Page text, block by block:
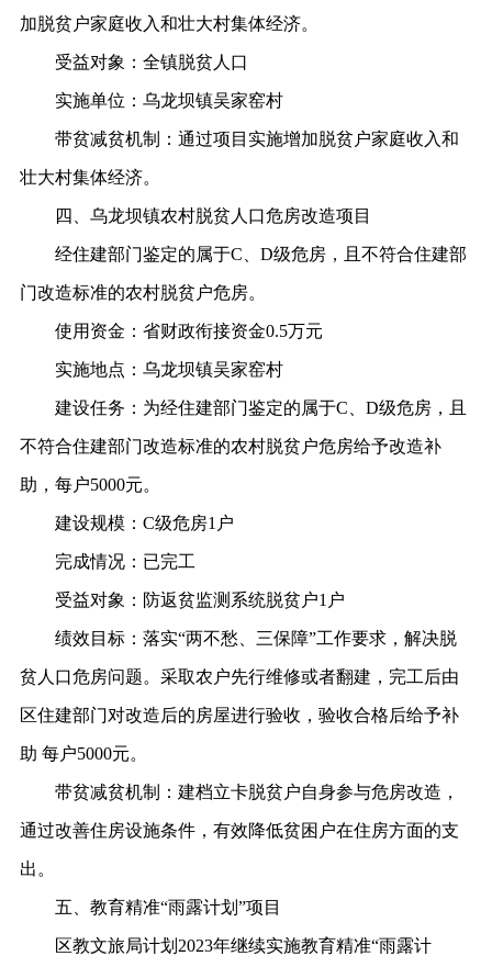
加脱贫户家庭收入和壮大村集体经济。
受益对象： 全镇脱贫人口
实施单位： 乌龙坝镇吴家窑村
带贫减贫机制： 通过项目实施增加脱贫户家庭收入和
壮大村集体经济。
四、乌龙坝镇农村脱贫人口危房改造项目
经住建部门鉴定的属于C、D级危房，且不符合住建部
门改造标准的农村脱贫户危房。
使用资金： 省财政衔接资金0.5万元
实施地点： 乌龙坝镇吴家窑村
建设任务： 为经住建部门鉴定的属于C、D级危房，且
不符合住建部门改造标准的农村脱贫户危房给予改造补
助，每户5000元。
建设规模： C级危房1户
完成情况： 已完工
受益对象： 防返贫监测系统脱贫户1户
绩效目标： 落实“两不愁、三保障”工作要求，解决脱
贫人口危房问题。采取农户先行维修或者翻建，完工后由
区住建部门对改造后的房屋进行验收，验收合格后给予补
助 每户5000元。
带贫减贫机制： 建档立卡脱贫户自身参与危房改造，
通过改善住房设施条件，有效降低贫困户在住房方面的支
出。
五、教育精准“雨露计划”项目
区教文旅局计划 2023年继续实施教育精准“雨露计